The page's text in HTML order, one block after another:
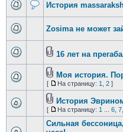
История
Zosima не может
16 лет на
Моя история.
[ На страницу: 1 2]
История
[ На страницу: 1 6, 7,
Сильная